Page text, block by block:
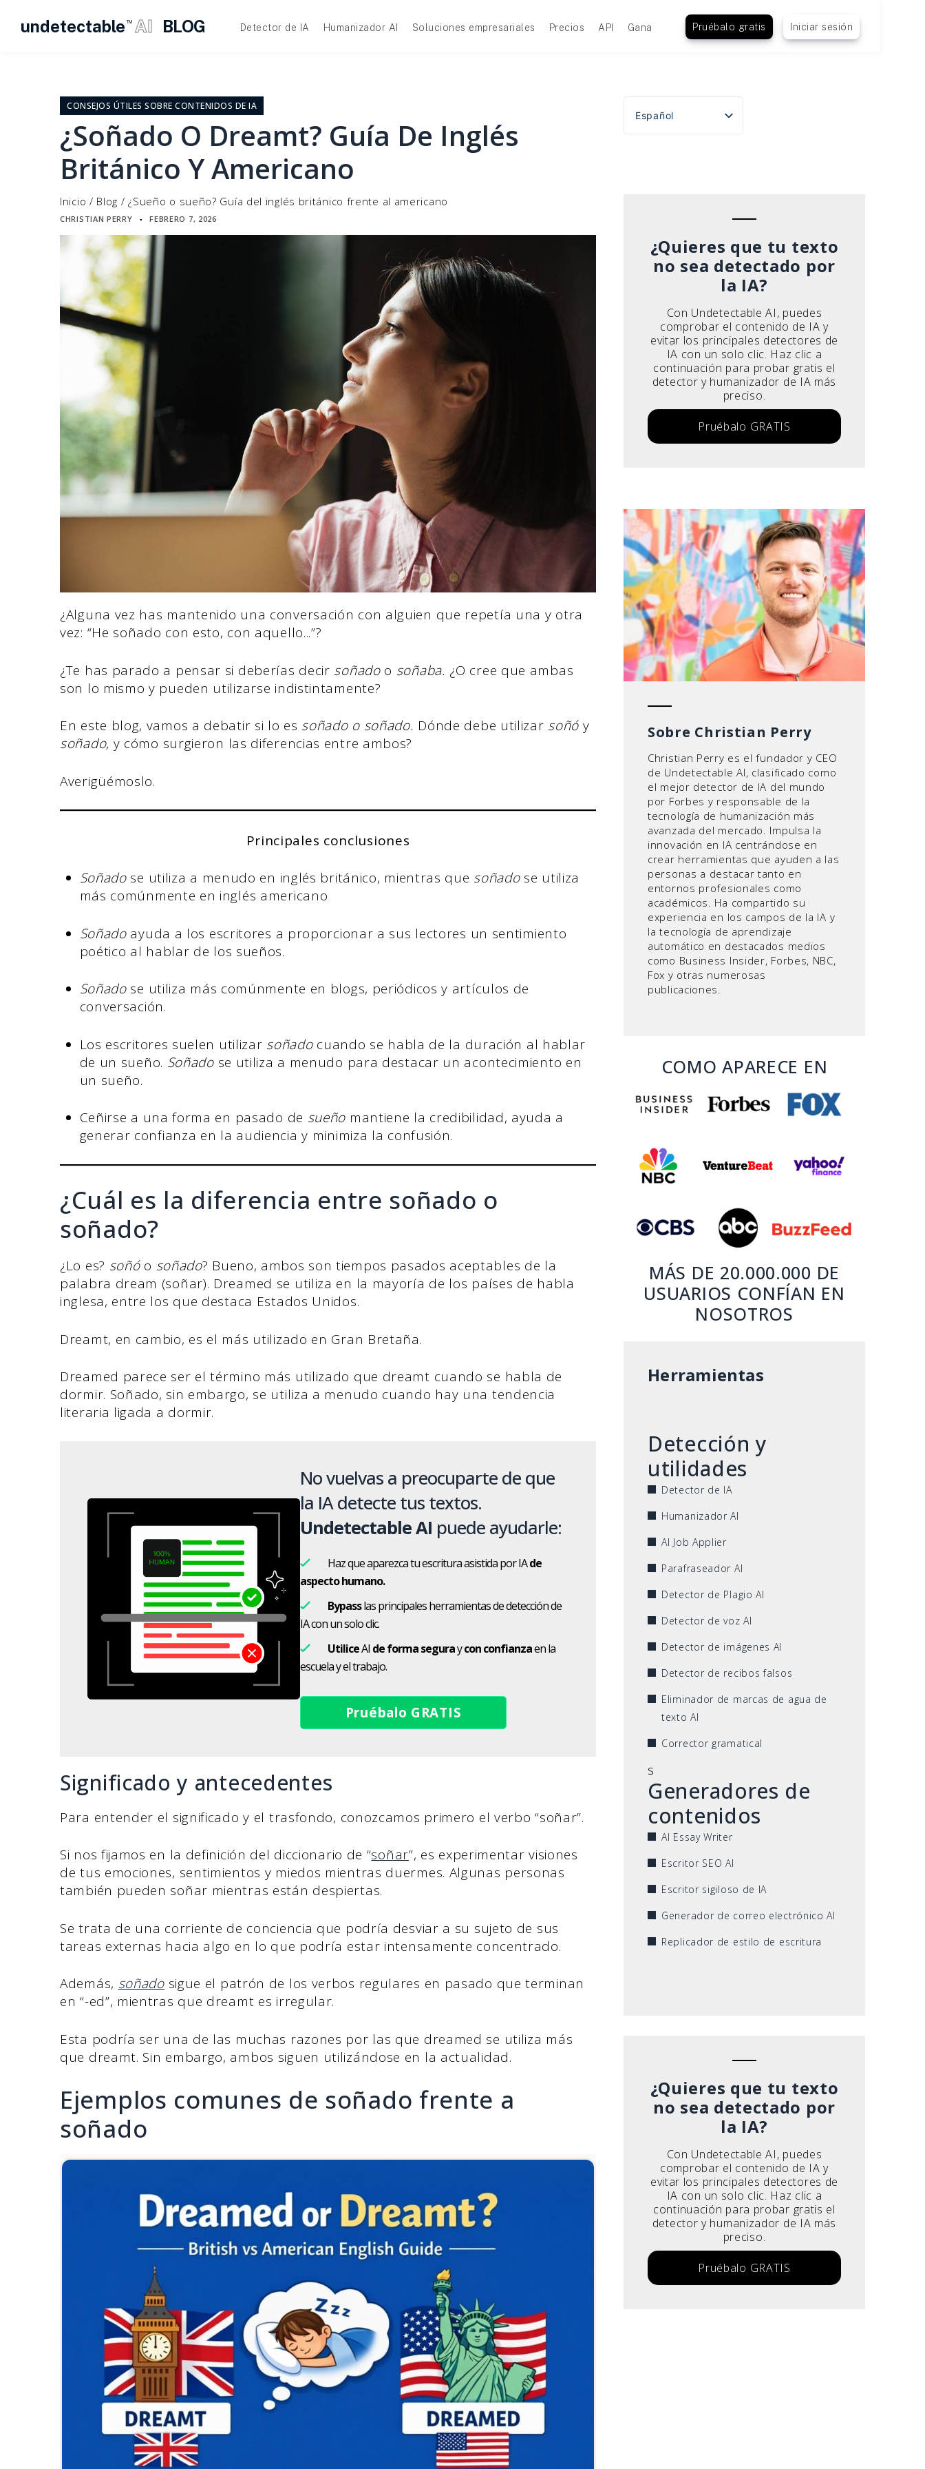
undetectable TM AI BLOG Detector de IA Humanizador AI Soluciones empresariales Precios API Gana Pruébalo gratis Iniciar sesión
contenido CONSEJOS ÚTILES SOBRE CONTENIDOS DE IA
¿Soñado O Dreamt? Guía De Inglés
Británico Y Americano
Inicio / Blog /¿Sueño o sueño? Guía del inglés británico frente al americano
CHRISTIAN PERRY ▪ FEBRERO 7, 2026
¿Alguna vez has mantenido una conversación con alguien que repetía una y otra
vez: “He soñado con esto, con aquello...”?
¿Te has parado a pensar si deberías decir soñado o soñaba. ¿O cree que ambas
son lo mismo y pueden utilizarse indistintamente?
En este blog, vamos a debatir si lo es soñado o soñado. Dónde debe utilizar soñó y
soñado, y cómo surgieron las diferencias entre ambos?
Averigüémoslo.
Principales conclusiones
Soñado se utiliza a menudo en inglés británico, mientras que soñado se utiliza
más comúnmente en inglés americano
Soñadoayuda a los escritores a proporcionar a sus lectores un sentimiento
poético al hablar de los sueños.
Soñadose utiliza más comúnmente en blogs, periódicos y artículos de
conversación.
Los escritores suelen utilizar soñadocuando se habla de la duración al hablar
de un sueño. Soñado se utiliza a menudo para destacar un acontecimiento en
un sueño.
Ceñirse a una forma en pasado de sueño mantiene la credibilidad, ayuda a
generar confianza en la audiencia y minimiza la confusión.
¿Cuál es la diferencia entre soñado o
soñado?
¿Lo es? soñó o soñado? Bueno, ambos son tiempos pasados aceptables de la
palabra dream (soñar). Dreamed se utiliza en la mayoría de los países de habla
inglesa, entre los que destaca Estados Unidos.
Dreamt, en cambio, es el más utilizado en Gran Bretaña.
Dreamed parece ser el término más utilizado que dreamt cuando se habla de
dormir. Soñado, sin embargo, se utiliza a menudo cuando hay una tendencia
literaria ligada a dormir.
No vuelvas a preocuparte de que
la IA detecte tus textos.
Undetectable AI puede ayudarle:
Haz que aparezca tu escritura asistida por IAde
aspecto humano.
Bypasslas principales herramientas de detección de
IA con un solo clic.
UtiliceAI de forma seguraycon confianzaen la
escuela y el trabajo.
Pruébalo GRATIS
Significado y antecedentes
Para entender el significado y el trasfondo, conozcamos primero el verbo “soñar”.
Si nos fijamos en la definición del diccionario de “soñar”, es experimentar visiones
de tus emociones, sentimientos y miedos mientras duermes. Algunas personas
también pueden soñar mientras están despiertas.
Se trata de una corriente de conciencia que podría desviar a su sujeto de sus
tareas externas hacia algo en lo que podría estar intensamente concentrado.
Además, soñadosigue el patrón de los verbos regulares en pasado que terminan
en “-ed”, mientras que dreamt es irregular.
Esta podría ser una de las muchas razones por las que dreamed se utiliza más
que dreamt. Sin embargo, ambos siguen utilizándose en la actualidad.
Ejemplos comunes de soñado frente a
soñado
Español
English
¿Quieres que tu texto
no sea detectado por
la IA?
Con Undetectable AI, puedes
comprobar el contenido de IA y
evitar los principales detectores de
IA con un solo clic. Haz clic a
continuación para probar gratis el
detector y humanizador de IA más
preciso.
Pruébalo GRATIS
Sobre Christian Perry
Christian Perry es el fundador y CEO
de Undetectable AI, clasificado como
el mejor detector de IA del mundo
por Forbes y responsable de la
tecnología de humanización más
avanzada del mercado. Impulsa la
innovación en IA centrándose en
crear herramientas que ayuden a las
personas a destacar tanto en
entornos profesionales como
académicos. Ha compartido su
experiencia en los campos de la IA y
la tecnología de aprendizaje
automático en destacados medios
como Business Insider, Forbes, NBC,
Fox y otras numerosas
publicaciones.
COMO APARECE EN
MÁS DE 20.000.000 DE
USUARIOS CONFÍAN EN
NOSOTROS
Herramientas
Detección y
utilidades
Detector de IA
Humanizador AI
AI Job Applier
Parafraseador AI
Detector de Plagio AI
Detector de voz AI
Detector de imágenes AI
Detector de recibos falsos
Eliminador de marcas de agua de
texto AI
Corrector gramatical
s
Generadores de
contenidos
AI Essay Writer
Escritor SEO AI
Escritor sigiloso de IA
Generador de correo electrónico AI
Replicador de estilo de escritura
¿Quieres que tu texto
no sea detectado por
la IA?
Con Undetectable AI, puedes
comprobar el contenido de IA y
evitar los principales detectores de
IA con un solo clic. Haz clic a
continuación para probar gratis el
detector y humanizador de IA más
preciso.
Pruébalo GRATIS